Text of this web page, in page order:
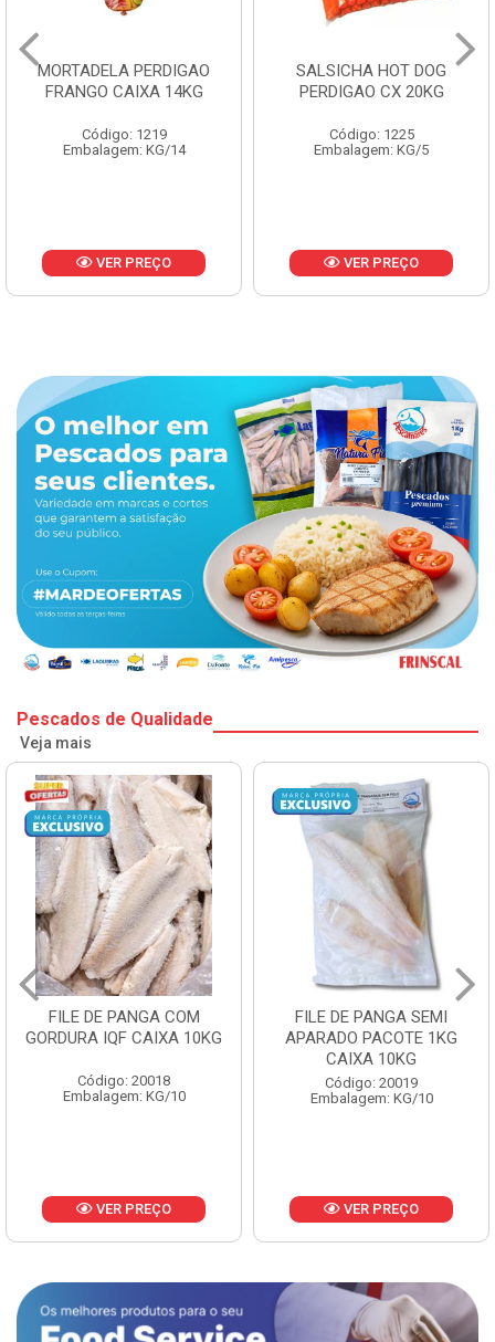
SALSICHA HOT DOG
PERDIGAO CX 20KG
Código: 1225
Embalagem: KG/5
VER PREÇO
PERNIL SUINO C/OSSO
COPAVEL KG
Código: 12301
Embalagem: CX/± 19,56 KG
VER PREÇO
Pescados de Qualidade
Veja mais
FILE DE PANGA SEMI
APARADO PACOTE 1KG
Código: 20019
Embalagem: KG/10
VER PREÇO
POLACA
PESCAMARES
CX10KG
Código: 20161
Embalagem: KG/10
VER PREÇO